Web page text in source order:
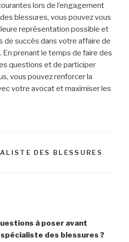
lors de l’engagement
blessures, vous pouvez vous
représentation possible et
de succès dans votre affaire de
prenant le temps de faire des
questions et de participer
vous pouvez renforcer la
votre avocat et maximiser les
DES BLESSURES
à poser avant
spécialiste des blessures ?